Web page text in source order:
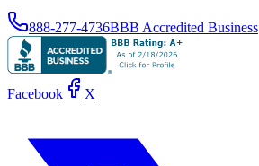
888-277-4736BBB Accredited Business
Facebook X